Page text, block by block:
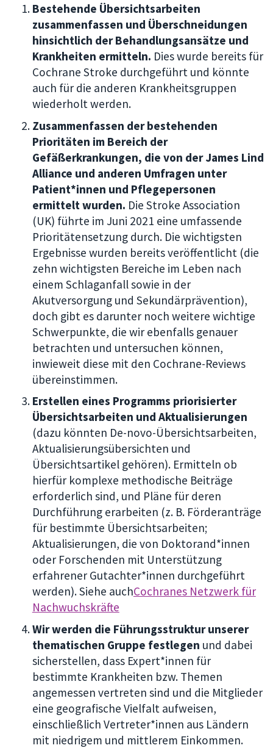
Bestehende Übersichtsarbeiten
zusammenfassen und Überschneidungen
hinsichtlich der Behandlungsansätze und
Krankheiten ermitteln. Dies wurde bereits für
Cochrane Stroke durchgeführt und könnte
auch für die anderen Krankheitsgruppen
wiederholt werden.
Zusammenfassen der bestehenden
Prioritäten im Bereich der
Gefäßerkrankungen, die von der James Lind
Alliance und anderen Umfragen unter
Patient*innen und Pflegepersonen
ermittelt wurden. Die Stroke Association
(UK) führte im Juni 2021 eine umfassende
Prioritätensetzung durch. Die wichtigsten
Ergebnisse wurden bereits veröffentlicht (die
zehn wichtigsten Bereiche im Leben nach
einem Schlaganfall sowie in der
Akutversorgung und Sekundärprävention),
doch gibt es darunter noch weitere wichtige
Schwerpunkte, die wir ebenfalls genauer
betrachten und untersuchen können,
inwieweit diese mit den Cochrane-Reviews
übereinstimmen.
Erstellen eines Programms priorisierter
Übersichtsarbeiten und Aktualisierungen
(dazu könnten De-novo-Übersichtsarbeiten,
Aktualisierungsübersichten und
Übersichtsartikel gehören). Ermitteln ob
hierfür komplexe methodische Beiträge
erforderlich sind, und Pläne für deren
Durchführung erarbeiten (z. B. Förderanträge
für bestimmte Übersichtsarbeiten;
Aktualisierungen, die von Doktorand*innen
oder Forschenden mit Unterstützung
erfahrener Gutachter*innen durchgeführt
werden). Siehe auchCochranes Netzwerk für
Nachwuchskräfte
Wir werden die Führungsstruktur unserer
thematischen Gruppe festlegen und dabei
sicherstellen, dass Expert*innen für
bestimmte Krankheiten bzw. Themen
angemessen vertreten sind und die Mitglieder
eine geografische Vielfalt aufweisen,
einschließlich Vertreter*innen aus Ländern
mit niedrigem und mittlerem Einkommen.